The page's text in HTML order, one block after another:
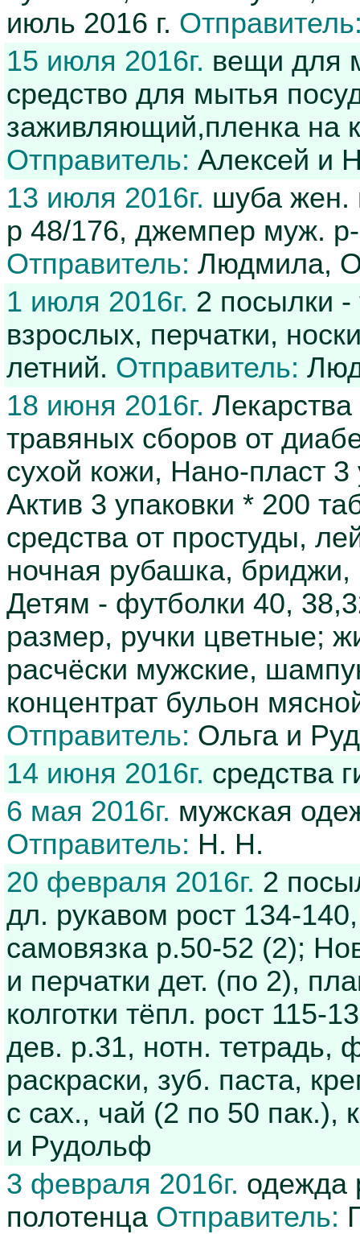
июль 2016 г.
15 июля 2016г. вещи для
средство для мытья
заживляющий,пленка на
Отправитель: Алексей и
13 июля 2016г. шуба жен.
р 48/176, джемпер муж. р-
Отправитель: Людмила,
1 июля 2016г. 2 посылки -
взрослых, перчатки,
летний. Отправитель:
18 июня 2016г.
травяных сборов от
сухой кожи, Нано-пласт
Актив 3 упаковки * 200
средства от простуды,
ночная рубашка,
Детям - футболки 40,
размер, ручки цветные;
расчёски мужские,
концентрат бульон
Отправитель: Ольга и
14 июня 2016г. средства
6 мая 2016г. мужская
Отправитель: Н. Н.
20 февраля 2016г. 2
дл. рукавом рост 134-
самовязка р.50-52 (2);
и перчатки дет. (по 2),
колготки тёпл. рост 115-
дев. р.31, нотн. тетрадь,
раскраски, зуб. паста,
с сах., чай (2 по 50 пак.),
и Рудольф
3 февраля 2016г. одежда
полотенца Отправитель: